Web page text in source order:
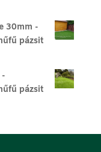
30mm -
pázsit
pázsit